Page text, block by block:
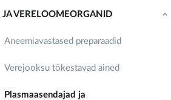
JA VERELOOMEORGANID
Aneemiavastased preparaadid
Verejooksu tõkestavad ained
Plasmaasendajad ja